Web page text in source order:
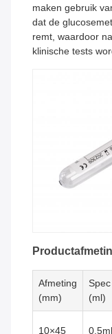
maken gebruik
dat de
remt, waardoor
klinische tests
Afmeting
(mm)
Spec
(ml)
10×45 0.5ml